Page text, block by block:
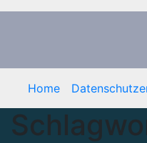
Zum
Home